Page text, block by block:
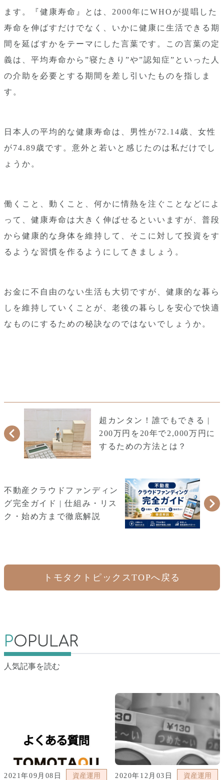
ます。『健康寿命』とは、2000年にWHOが提唱した
寿命を伸ばすだけでなく、いかに健康に生活できる期
間を延ばすかをテーマにした言葉です。この言葉の定
義は、平均寿命から”寝たきり”や”認知症”といった人
の介助を必要とする期間を差し引いたものを指しま
す。
日本人の平均的な健康寿命は、男性が72.14歳、女性
が74.89歳です。意外と若いと感じたのは私だけでし
ょうか。
働くこと、動くこと、何かに情熱を注ぐことなどによ
って、健康寿命は大きく伸ばせるといいますが、普段
から健康的な身体を維持して、そこに対して投資をす
るような習慣を作るようにしてきましょう。
お金に不自由のない生活も大切ですが、健康的な暮ら
しを維持していくことが、老後の暮らしを安心で快適
なものにするための秘訣なのではないでしょうか。
超カンタン！誰でもできる |
200万円を20年で2,000万円に
するための方法とは？
不動産クラウドファンディン
グ完全ガイド | 仕組み・リス
ク・始め方まで徹底解説
トモタクトピックスTOPへ戻る
POPULAR
人気記事を読む
2021年09月08日 資産運用 2020年12月03日 資産運用